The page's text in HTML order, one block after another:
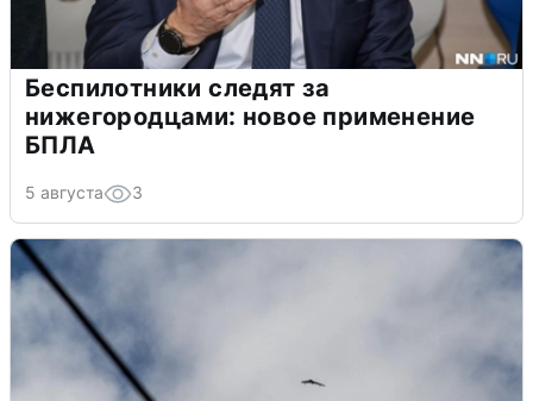
Беспилотники следят за
нижегородцами: новое применение
БПЛА
5 августа 3